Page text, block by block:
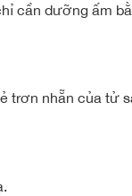
cần dưỡng ấm
nhẵn của tử